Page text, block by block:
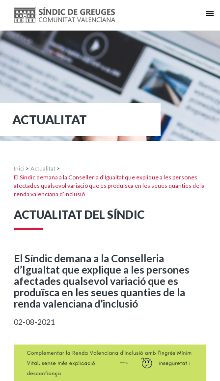
ACTUALITAT
Inici > Actualitat >
El Síndic demana a la Conselleria d’Igualtat que explique a les persones
afectades qualsevol variació que es produïsca en les seues quanties de la
renda valenciana d’inclusió
ACTUALITAT DEL SÍNDIC
El Síndic demana a la Conselleria
d’Igualtat que explique a les persones
afectades qualsevol variació que es
produïsca en les seues quanties de la
renda valenciana d’inclusió
02-08-2021